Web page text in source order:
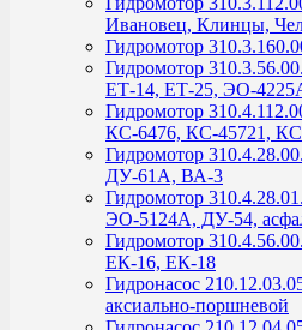
Ивановец, Клинцы,
Гидромотор
Гидромотор
ЕТ-14, ЕТ-25, ЭО-
Гидромотор
КС-6476, КС-45721,
Гидромотор
ДУ-61А, ВА-3
Гидромотор
ЭО-5124А, ДУ-54,
Гидромотор
ЕК-16, ЕК-18
Гидронасос
аксиально-поршневой